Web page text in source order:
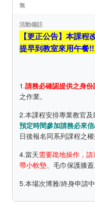
無
活動備註
【更正公告】本課程
提早到教室來用午餐
1.請務必確認提供之身
之作業。
2.本課程安排專業教官及
預定時間參加請務必來
日後報名同系列課程之權
4.當天需要跪地操作，
帶小軟墊、毛巾保護膝蓋
5.本場次博雅/終身申請